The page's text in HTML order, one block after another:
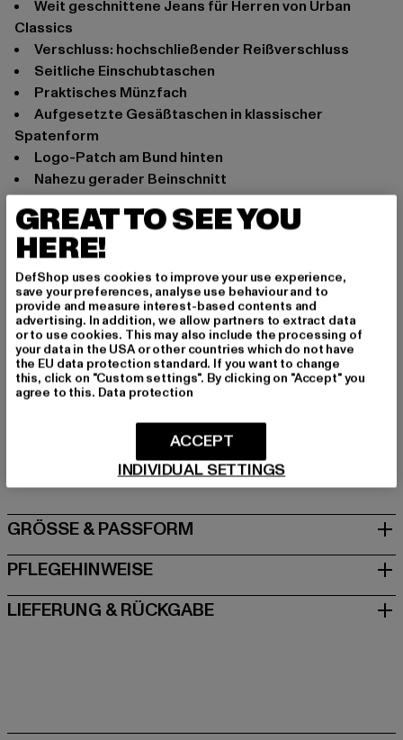
Weit geschnittene Jeans für Herren von Urban
Classics
Verschluss: hochschließender Reißverschluss
Seitliche Einschubtaschen
Praktisches Münzfach
Aufgesetzte Gesäßtaschen in klassischer
Spatenform
Logo-Patch am Bund hinten
Nahezu gerader Beinschnitt
Loose Fit
Anlass: Street, Alltag, klassisch, Casual
Verschlussarten: Reißverschluss
Marke: Urban Classics
Kat.: Loose Fit Jeans
Farbe: grau
Hersteller Farbe: midgrey
Materialzusammensetzung: 100% Baumwolle
Art.Nr: TB5919-00737
Hersteller: TB International GmbH |info@tbint.de
Dr.-Robert-Murjahn-Straße 7 | 64372 Ober-Ramstadt |
GRÖSSE & PASSFORM
PFLEGEHINWEISE
LIEFERUNG & RÜCKGABE
GREAT TO SEE YOU
HERE!
DefShop uses cookies to improve your use experience,
save your preferences, analyse use behaviour and to
provide and measure interest-based contents and
advertising. In addition, we allow partners to extract data
or to use cookies. This may also include the processing of
your data in the USA or other countries which do not have
the EU data protection standard. If you want to change
this, click on "Custom settings". By clicking on "Accept" you
agree to this. Data protection
INDIVIDUAL SETTINGS
ACCEPT